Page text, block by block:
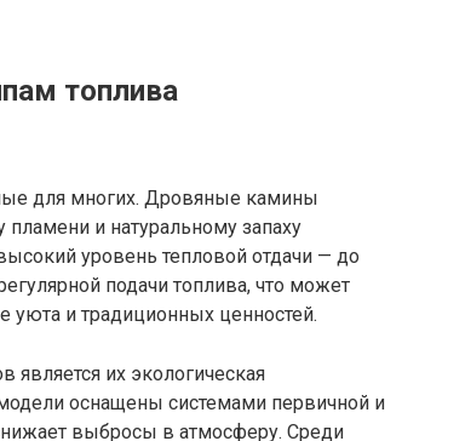
топлива
для многих. Дровяные камины
и натуральному запаху
уровень тепловой отдачи — до
подачи топлива, что может
уюта и традиционных ценностей.
их экологическая
оснащены системами первичной и
выбросы в атмосферу. Среди